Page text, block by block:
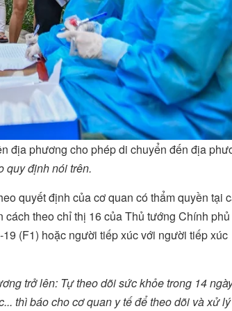
địa phương cho phép di chuyển đến địa
quy định nói trên.
quyết định của cơ quan có thẩm quyền tại
theo chỉ thị 16 của Thủ tướng Chính phủ
(F1) hoặc người tiếp xúc với người tiếp xúc
trở lên: Tự theo dõi sức khỏe trong 14
thì báo cho cơ quan y tế để theo dõi và xử lý